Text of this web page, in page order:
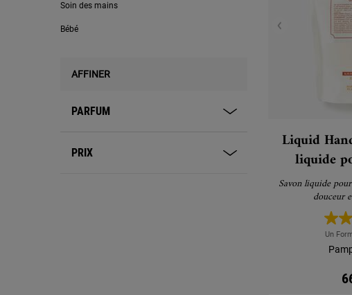
Soin des mains
Bébé
AFFINER
PARFUM
PRIX
Liquid
liquide
Savon liquide
douceur
Un